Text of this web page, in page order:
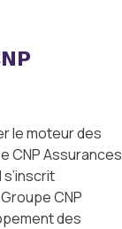
le moteur des
CNP Assurances
CNP
des